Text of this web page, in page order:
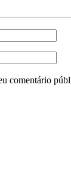
comentário